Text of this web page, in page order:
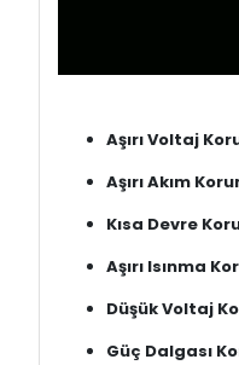
Aşırı Voltaj
Aşırı Akım
Kısa Devre
Aşırı Isınma
Düşük Voltaj
Güç Dalgası